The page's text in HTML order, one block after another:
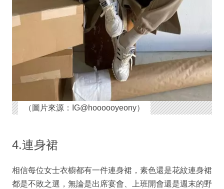
（圖片來源：IG@hoooooyeony）
4.連身裙
相信每位女士衣櫥都有一件連身裙，素色還是花紋連身裙
都是不敗之選，無論是出席宴會、上班開會還是週末的野